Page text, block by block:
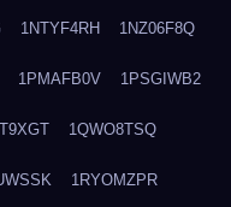
1NTYF4RH 1NZ06F8Q
1PMAFB0V 1PSGIWB2
1QWO8TSQ
1RYOMZPR